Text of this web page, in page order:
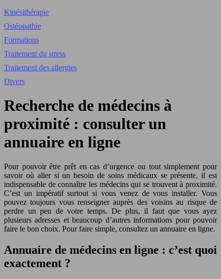
Kinésithérapie
Ostéopathie
Formations
Traitement du stress
Traitement des allergies
Divers
Recherche de médecins à
proximité : consulter un
annuaire en ligne
Pour pouvoir être prêt en cas d’urgence ou tout simplement pour
savoir où aller si un besoin de soins médicaux se présente, il est
indispensable de connaître les médecins qui se trouvent à proximité.
C’est un impératif surtout si vous venez de vous installer. Vous
pouvez toujours vous renseigner auprès des voisins au risque de
perdre un peu de votre temps. De plus, il faut que vous ayez
plusieurs adresses et beaucoup d’autres informations pour pouvoir
faire le bon choix. Pour faire simple, consultez un annuaire en ligne.
Annuaire de médecins en ligne : c’est quoi
exactement ?